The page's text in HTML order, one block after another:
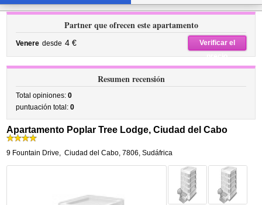
Partner que ofrecen este apartamento
Venere desde 4 €
Verificar el
precio
Resumen recensión
Total opiniones:0
puntuación total:0
Apartamento Poplar Tree Lodge, Ciudad del Cabo
9 Fountain Drive, Ciudad del Cabo,7806, Sudáfrica